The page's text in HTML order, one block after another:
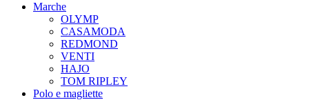
Marche
OLYMP
CASAMODA
REDMOND
VENTI
HAJO
TOM RIPLEY
Polo e magliette